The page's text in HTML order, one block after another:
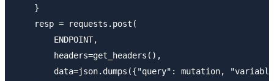
    }
    resp = requests.post(
        ENDPOINT,
        headers=get_headers(),
data=json.dumps({"query": mutation,